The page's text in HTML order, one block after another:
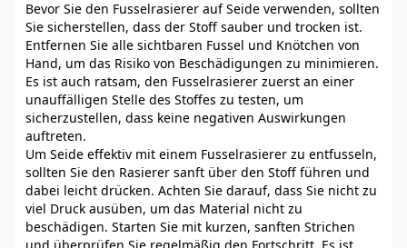
Bevor Sie den Fusselrasierer auf Seide verwenden, sollten
Sie sicherstellen, dass der Stoff sauber und trocken ist.
Entfernen Sie alle sichtbaren Fussel und Knötchen von
Hand, um das Risiko von Beschädigungen zu minimieren.
Es ist auch ratsam, den Fusselrasierer zuerst an einer
unauffälligen Stelle des Stoffes zu testen, um
sicherzustellen, dass keine negativen Auswirkungen
auftreten.
Um Seide effektiv mit einem Fusselrasierer zu entfusseln,
sollten Sie den Rasierer sanft über den Stoff führen und
dabei leicht drücken. Achten Sie darauf, dass Sie nicht zu
viel Druck ausüben, um das Material nicht zu
beschädigen. Starten Sie mit kurzen, sanften Strichen